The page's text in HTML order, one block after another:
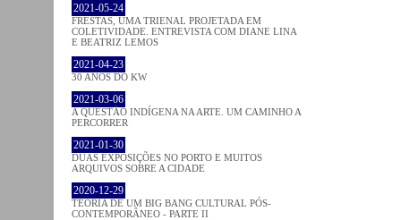
2021-05-24
FRESTAS, UMA TRIENAL PROJETADA EM
COLETIVIDADE. ENTREVISTA COM DIANE LINA
E BEATRIZ LEMOS
2021-04-23
30 ANOS DO KW
2021-03-06
A QUESTÃO INDÍGENA NA ARTE. UM CAMINHO A
PERCORRER
2021-01-30
DUAS EXPOSIÇÕES NO PORTO E MUITOS
ARQUIVOS SOBRE A CIDADE
2020-12-29
TEORIA DE UM BIG BANG CULTURAL PÓS-
CONTEMPORÂNEO - PARTE II